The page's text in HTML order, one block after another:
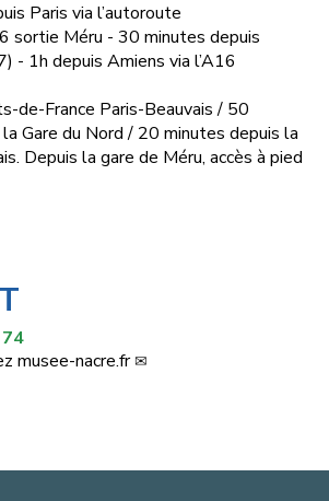
Paris via l’autoroute
Méru - 30 minutes depuis
- 1h depuis Amiens via l’A16
de-France Paris-Beauvais / 50
Gare du Nord / 20 minutes depuis la
Depuis la gare de Méru, accès à pied
musee-nacre.fr